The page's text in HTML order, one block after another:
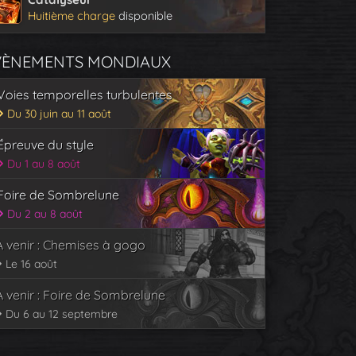
Huitième charge disponible
MONDIAUX
temporelles turbulentes
Du 30 juin au 11 août
du style
Du 1 au 8 août
de Sombrelune
Du 2 au 8 août
venir : Chemises à gogo
Le 16 août
venir : Foire de Sombrelune
Du 6 au 12 septembre